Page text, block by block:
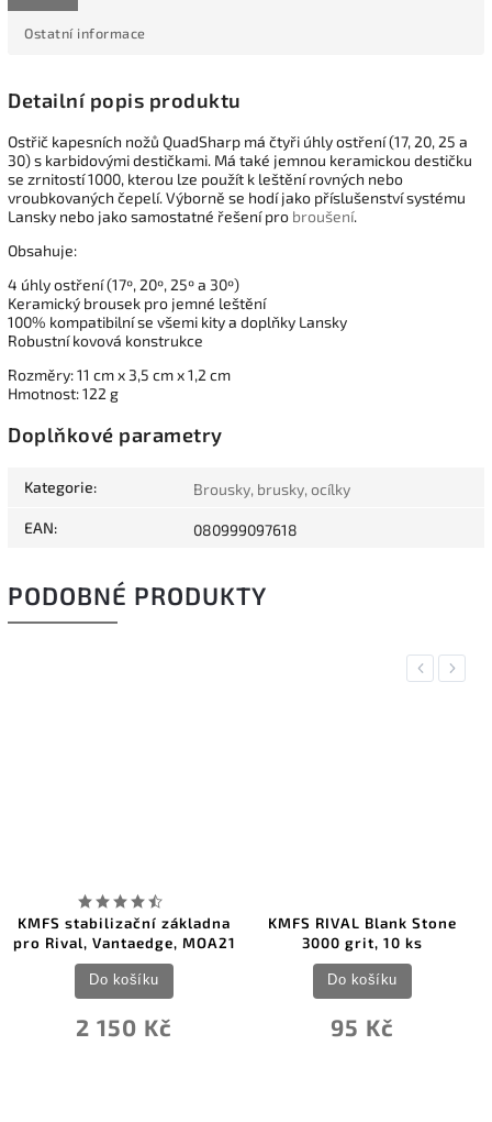
Ostatní informace
Detailní popis produktu
Ostřič kapesních nožů QuadSharp má čtyři úhly ostření (17, 20, 25 a
30) s karbidovými destičkami. Má také jemnou keramickou destičku
se zrnitostí 1000, kterou lze použít k leštění rovných nebo
vroubkovaných čepelí. Výborně se hodí jako příslušenství systému
Lansky nebo jako samostatné řešení pro broušení.
Obsahuje:
4 úhly ostření (17º, 20º, 25º a 30º)
Keramický brousek pro jemné leštění
100% kompatibilní se všemi kity a doplňky Lansky
Robustní kovová konstrukce
Rozměry: 11 cm x 3,5 cm x 1,2 cm
Hmotnost: 122 g
Doplňkové parametry
Kategorie: Brousky, brusky, ocílky
EAN: 080999097618
PODOBNÉ PRODUKTY
Previous
KMFS stabilizační základna
pro Rival, Vantaedge, MOA21
2 150 Kč
Do košíku
KMFS RIVAL Blank Stone
3000 grit, 10 ks
95 Kč
Do košíku
Next